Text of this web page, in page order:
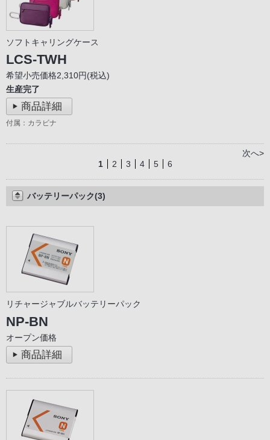
ソフトキャリングケース
LCS-TWH
希望小売価格2,310円(税込)
生産完了
商品詳細
付属：カラビナ
次へ>
1
2 3 4 5 6
バッテリーパック(3)
リチャージャブルバッテリーパック
NP-BN
オープン価格
商品詳細